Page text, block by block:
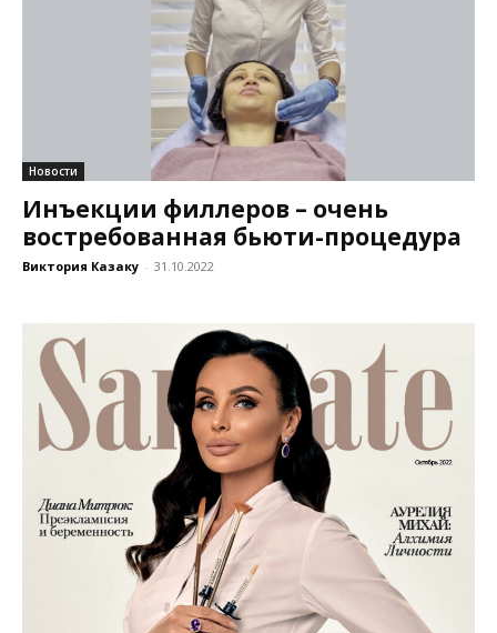
Новости
Инъекции филлеров – очень
востребованная бьюти-процедура
Виктория Казаку - 31.10.2022